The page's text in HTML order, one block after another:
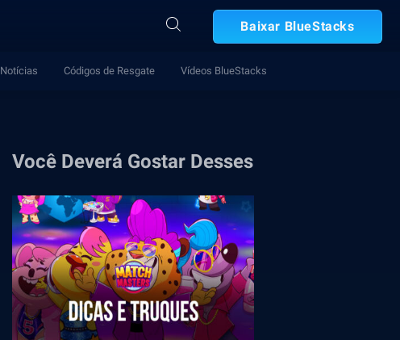
Baixar BlueStacks
Notícias Códigos de Resgate Vídeos BlueStacks
Você Deverá Gostar Desses